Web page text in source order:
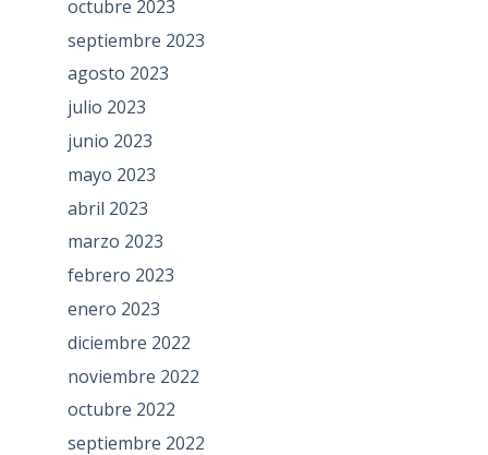
octubre 2023
septiembre 2023
agosto 2023
julio 2023
junio 2023
mayo 2023
abril 2023
marzo 2023
febrero 2023
enero 2023
diciembre 2022
noviembre 2022
octubre 2022
septiembre 2022